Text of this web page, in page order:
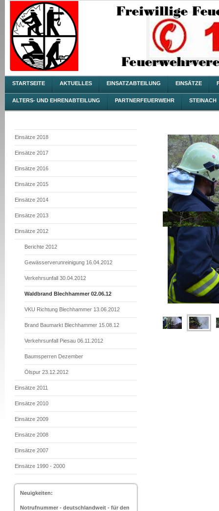
STARTSEITE AKTUELLES EINSATZABTEILUNG EINSÄTZE
ALTERS- UND EHRENABTEILUNG PARTNERFEUERWEHR STEINACH
Einsätze 2018
Einsätze 2017
Einsätze 2016
Einsätze 2015
Einsätze 2014
Einsätze 2013
Einsätze 2012
Berichte 2012
Gewässerverunreinigung 16.04.2012
Verkehrsunfall 30.04.2012
Waldbrand Blechhammer 02.06.12
VKU Richtung Blechhammer 13.06.2012
Brand Baumarkt Blechhammer 15.08.12
Verkehrsunfall Piesau 06.11.2012
Baumsperren Dezember
Ölspur 23.12.2012
Einsätze 2011
Einsätze 2010
Einsätze 2009
Einsätze 2008
Einsätze 2007
Einsätze 1990 - 2000
Neuigkeiten:
Notrufnummer - deutschlandweit - für den